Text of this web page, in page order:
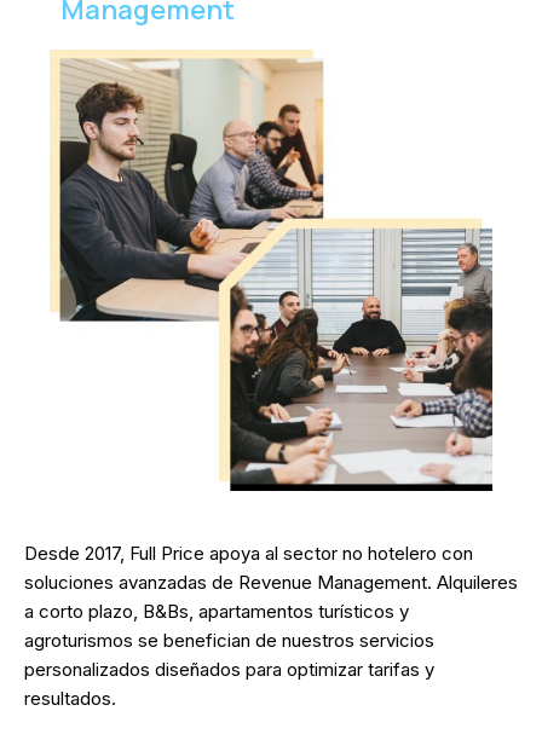
Management
Desde 2017, Full Price apoya al sector no hotelero con
soluciones avanzadas de Revenue Management. Alquileres
a corto plazo, B&Bs, apartamentos turísticos y
agroturismos se benefician de nuestros servicios
personalizados diseñados para optimizar tarifas y
resultados.